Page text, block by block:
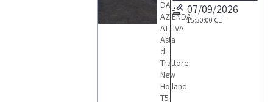
DA
AZIENDA
ATTIVA
Asta
di
Trattore
New
Holland
T5
07/09/2026
15:30:00 CET